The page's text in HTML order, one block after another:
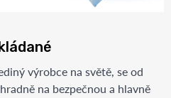
výrobce na světě, se od
na bezpečnou a hlavně